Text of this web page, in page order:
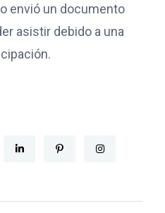
envió un documento
asistir debido a una